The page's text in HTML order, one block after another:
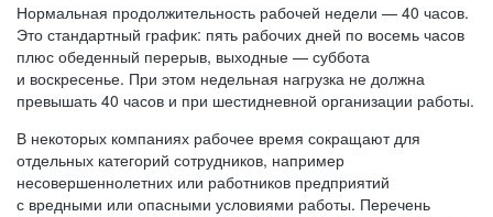
Нормальная продолжительность рабочей недели — 40 часов.
Это стандартный график: пять рабочих дней по восемь часов
плюс обеденный перерыв, выходные — суббота
и воскресенье. При этом недельная нагрузка не должна
превышать 40 часов и при шестидневной организации работы.
В некоторых компаниях рабочее время сокращают для
отдельных категорий сотрудников, например
несовершеннолетних или работников предприятий
с вредными или опасными условиями работы. Перечень